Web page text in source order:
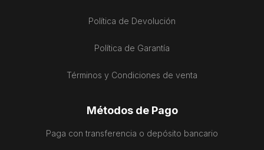
Política de Devolución
Política de Garantía
Términos y Condiciones de venta
Métodos de Pago
Paga con transferencia o depósito bancario